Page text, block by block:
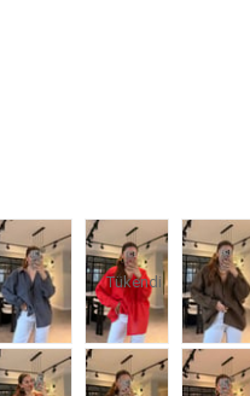
Tükendi